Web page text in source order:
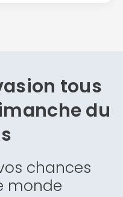
tous
du
chances
monde